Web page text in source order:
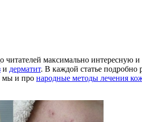
читателей максимально
и дерматит. В каждой статье подробно
мы и про народные методы лечения